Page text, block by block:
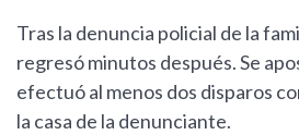
Tras la denuncia policial de la
regresó minutos después. Se
efectuó al menos dos disparos
la casa de la denunciante.